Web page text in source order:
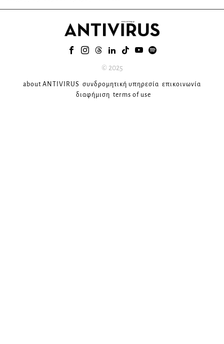
© 2025
about ANTIVIRUS συνδρομητική υπηρεσία επικοινωνία
διαφήμιση terms of use